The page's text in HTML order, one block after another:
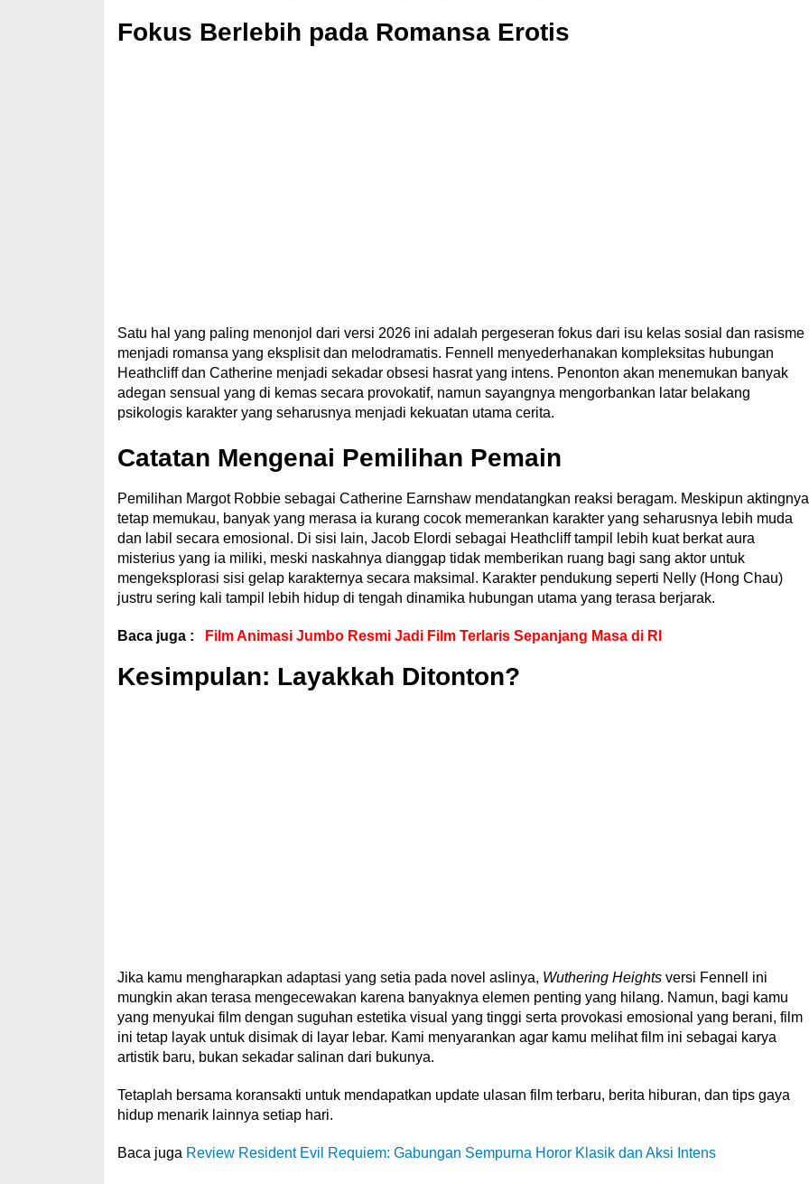
Fokus Berlebih pada Romansa Erotis
Satu hal yang paling menonjol dari versi 2026 ini adalah pergeseran fokus dari isu kelas sosial dan rasisme
menjadi romansa yang eksplisit dan melodramatis. Fennell menyederhanakan kompleksitas hubungan
Heathcliff dan Catherine menjadi sekadar obsesi hasrat yang intens. Penonton akan menemukan banyak
adegan sensual yang di kemas secara provokatif, namun sayangnya mengorbankan latar belakang
psikologis karakter yang seharusnya menjadi kekuatan utama cerita.
Catatan Mengenai Pemilihan Pemain
Pemilihan Margot Robbie sebagai Catherine Earnshaw mendatangkan reaksi beragam. Meskipun aktingnya
tetap memukau, banyak yang merasa ia kurang cocok memerankan karakter yang seharusnya lebih muda
dan labil secara emosional. Di sisi lain, Jacob Elordi sebagai Heathcliff tampil lebih kuat berkat aura
misterius yang ia miliki, meski naskahnya dianggap tidak memberikan ruang bagi sang aktor untuk
mengeksplorasi sisi gelap karakternya secara maksimal. Karakter pendukung seperti Nelly (Hong Chau)
justru sering kali tampil lebih hidup di tengah dinamika hubungan utama yang terasa berjarak.
Baca juga : Film Animasi Jumbo Resmi Jadi Film Terlaris Sepanjang Masa di RI
Kesimpulan: Layakkah Ditonton?
Jika kamu mengharapkan adaptasi yang setia pada novel aslinya, Wuthering Heightsversi Fennell ini
mungkin akan terasa mengecewakan karena banyaknya elemen penting yang hilang. Namun, bagi kamu
yang menyukai film dengan suguhan estetika visual yang tinggi serta provokasi emosional yang berani, film
ini tetap layak untuk disimak di layar lebar. Kami menyarankan agar kamu melihat film ini sebagai karya
artistik baru, bukan sekadar salinan dari bukunya.
Tetaplah bersama koransakti untuk mendapatkan update ulasan film terbaru, berita hiburan, dan tips gaya
hidup menarik lainnya setiap hari.
Baca juga Review Resident Evil Requiem: Gabungan Sempurna Horor Klasik dan Aksi Intens